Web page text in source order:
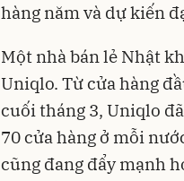
hàng năm và dự kiến
Một nhà bán lẻ Nhật
Uniqlo. Từ cửa hàng
cuối tháng 3, Uniqlo
70 cửa hàng ở mỗi
cũng đang đẩy mạnh